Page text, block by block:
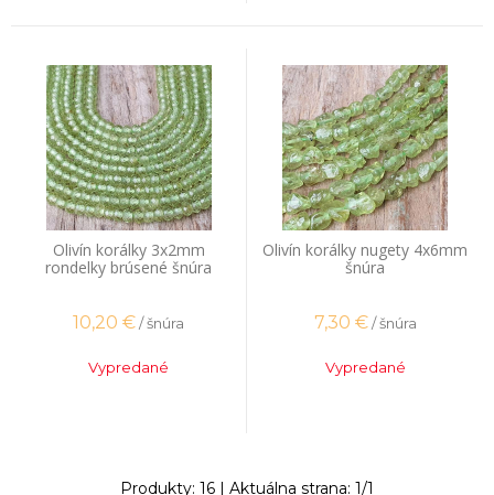
Olivín korálky 3x2mm
rondelky brúsené šnúra
10,20 €/ šnúra
Vypredané
Olivín korálky nugety 4x6mm
šnúra
7,30 € / šnúra
Vypredané
Produkty: 16 | Aktuálna strana: 1/1